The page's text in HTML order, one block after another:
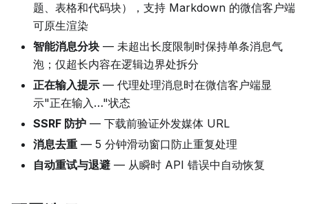
题、表格和代码块），支持 Markdown 的微信客户端
可原生渲染
智能消息分块 — 未超出长度限制时保持单条消息气
泡；仅超长内容在逻辑边界处拆分
正在输入提示 — 代理处理消息时在微信客户端显
示"正在输入…"状态
SSRF 防护 — 下载前验证外发媒体 URL
消息去重 — 5 分钟滑动窗口防止重复处理
自动重试与退避 — 从瞬时 API 错误中自动恢复